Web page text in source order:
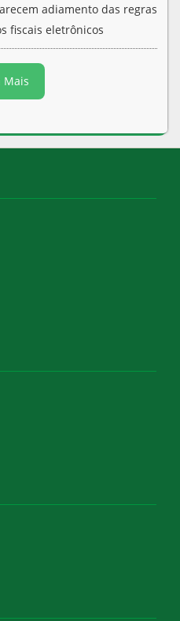
adiamento das regras
fiscais eletrônicos
Mais